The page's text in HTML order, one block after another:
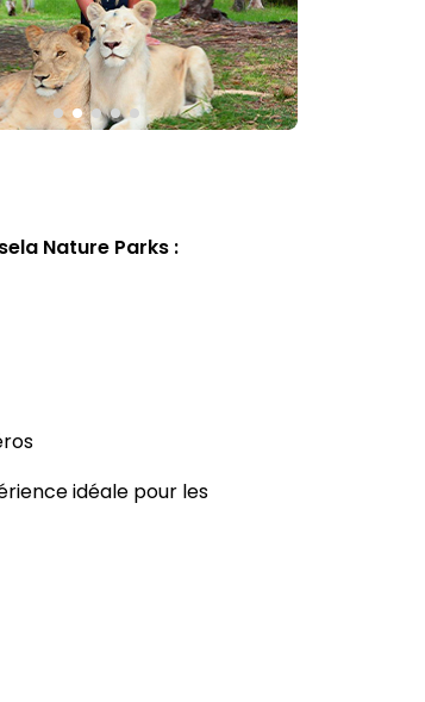
Nature Parks :
idéale pour les